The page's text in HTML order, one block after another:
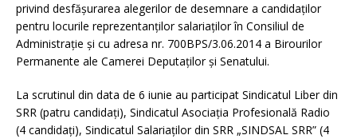
privind desfăşurarea alegerilor de desemnare a candidaţilor
pentru locurile reprezentanţilor salariaţilor în Consiliul de
Administraţie şi cu adresa nr. 700BPS/3.06.2014 a Birourilor
Permanente ale Camerei Deputaţilor şi Senatului.
La scrutinul din data de 6 iunie au participat Sindicatul Liber din
SRR (patru candidați), Sindicatul Asociaţia Profesională Radio
(4 candidați), Sindicatul Salariaţilor din SRR „SINDSAL SRR” (4